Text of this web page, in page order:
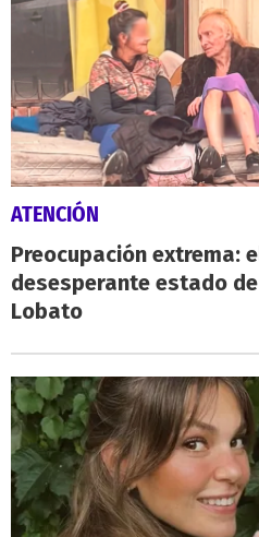
ATENCIÓN
Preocupación extrema:
desesperante estado
Lobato